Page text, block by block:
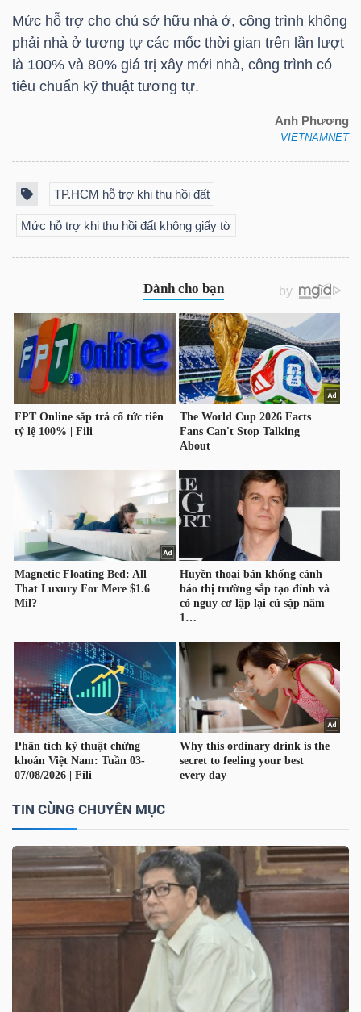
Mức hỗ trợ cho chủ sở hữu nhà ở, công trình không
phải nhà ở tương tự các mốc thời gian trên lần lượt
là 100% và 80% giá trị xây mới nhà, công trình có
tiêu chuẩn kỹ thuật tương tự.
Anh Phương
VIETNAMNET
TP.HCM hỗ trợ khi thu hồi đất
Mức hỗ trợ khi thu hồi đất không giấy tờ
TIN CÙNG CHUYÊN MỤC
PHIẾU
CÔNG
TRUY
XUẤT
Ngành
(-)
VS-
SECTOR
NĂNG
LƯỢNG
NGUYÊN
VẬT
LIỆU
CÔNG
NGHIỆP
TIÊU